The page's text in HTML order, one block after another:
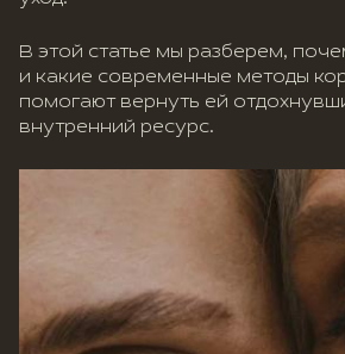
В этой статье мы разберем,
и какие современные методы
помогают вернуть ей
внутренний ресурс.